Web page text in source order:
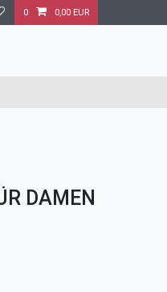
0 0,00 EUR
DAMEN